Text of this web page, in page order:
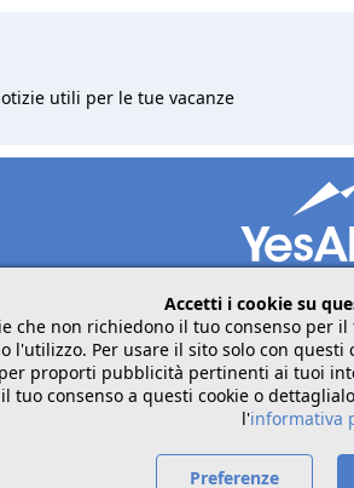
utili per le tue vacanze
mobile seguici
Accetti i cookie su
che non richiedono il tuo consenso
l'utilizzo. Per usare il sito solo con questi
proporti pubblicità pertinenti ai tuoi
tuo consenso a questi cookie o
l'informativa
Preferenze